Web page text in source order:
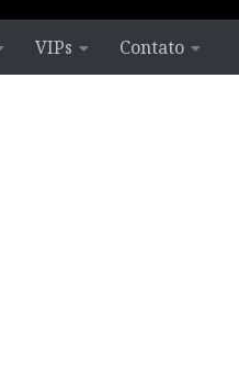
VIPs Contato